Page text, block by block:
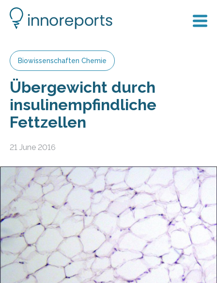
Biowissenschaften Chemie
Übergewicht durch
insulinempfindliche
Fettzellen
21 June 2016